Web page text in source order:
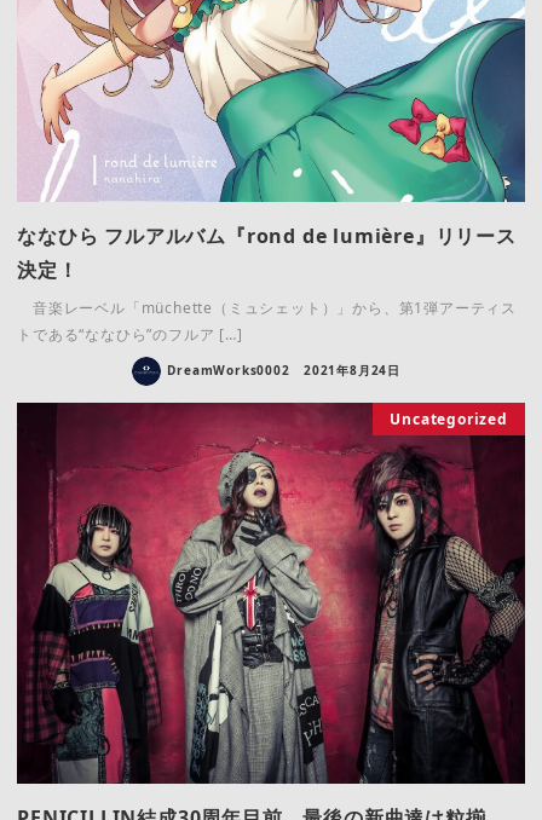
ななひら フルアルバム『rond de lumière』リリース
決定！
音楽レーベル「müchette（ミュシェット）」から、第1弾アーティス
トである“ななひら”のフルア […]
DreamWorks0002 2021年8月24日
Uncategorized